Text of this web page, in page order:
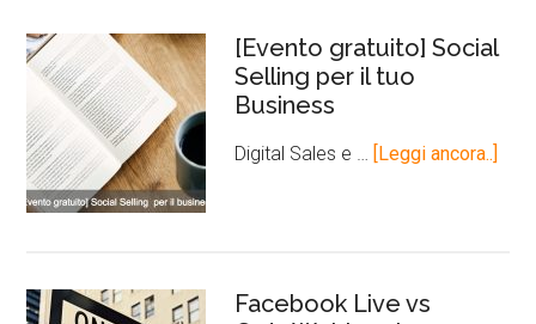
[Evento gratuito] Social
Selling per il tuo
Business
Digital Sales e … [Leggi ancora..]
Facebook Live vs